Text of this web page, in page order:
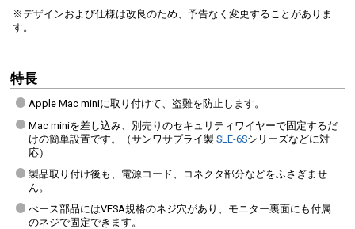
※デザインおよび仕様は改良のため、予告なく変更することがありま
す。
特長
Apple Mac miniに取り付けて、盗難を防止します。
Mac miniを差し込み、別売りのセキュリティワイヤーで固定するだ
けの簡単設置です。（サンワサプライ製SLE-6Sシリーズなどに対
応）
製品取り付け後も、電源コード、コネクタ部分などをふさぎませ
ん。
べース部品にはVESA規格のネジ穴があり、モニター裏面にも付属
のネジで固定できます。